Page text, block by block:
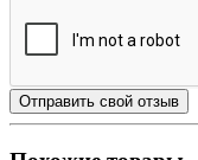
Отправить свой отзыв